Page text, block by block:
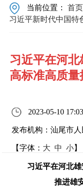
当前位置：首页
习近平新时代中国特
习近平在河
高标准高质
2023-05-10 17:03
发布机构：汕尾市
【字体： 大 中 小】
习近平在河北
推进雄